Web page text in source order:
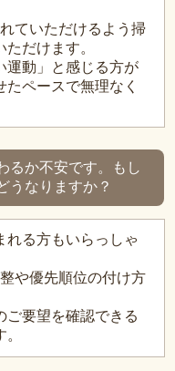
ていただけるよう掃
だけます。
運動」と感じる方が
ペースで無理なく
るか不安です。もし
うなりますか？
れる方もいらっしゃ
や優先順位の付け方
ご要望を確認できる